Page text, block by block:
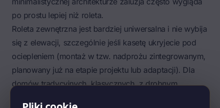
po prostu lepiej niż roleta.
Roleta zewnętrzna jest bardziej uniwersalna i nie wybija
się z elewacji, szczególnie jeśli kasetę ukryjecie pod
ociepleniem (montaż w tzw. nadprożu zintegrowanym,
planowany już na etapie projektu lub adaptacji). Dla
domów tradycyjnych, klasycznych, z drobnym